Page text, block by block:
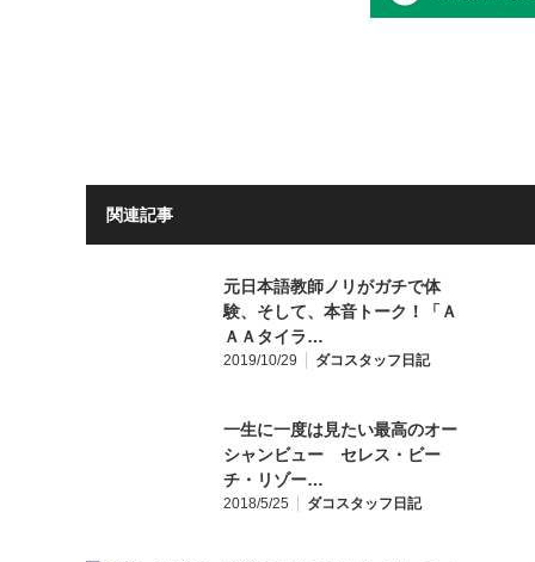
関連記事
元日本語教師ノリがガチで体
験、そして、本音トーク！「Ａ
ＡＡタイラ…
2019/10/29 ダコスタッフ日記
一生に一度は見たい最高のオー
シャンビュー セレス・ビー
チ・リゾー…
2018/5/25 ダコスタッフ日記